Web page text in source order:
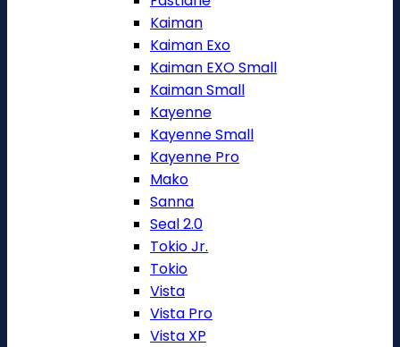
Kaiman
Kaiman Exo
Kaiman EXO Small
Kaiman Small
Kayenne
Kayenne Small
Kayenne Pro
Mako
Sanna
Seal 2.0
Tokio Jr.
Tokio
Vista
Vista Pro
Vista XP